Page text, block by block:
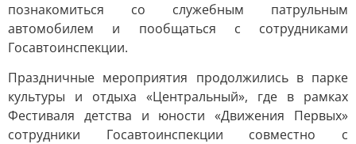
познакомиться со служебным патрульным
автомобилем и пообщаться с сотрудниками
Госавтоинспекции.
Праздничные мероприятия продолжились в парке
культуры и отдыха «Центральный», где в рамках
Фестиваля детства и юности «Движения Первых»
сотрудники Госавтоинспекции совместно с